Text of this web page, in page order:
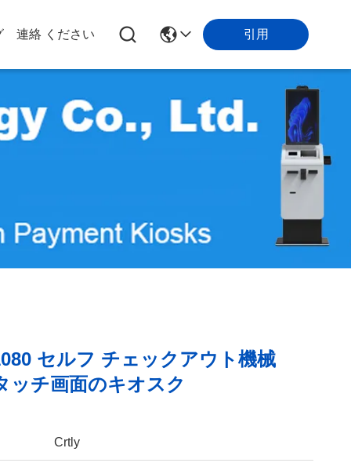
連絡 ください 引用
セルフ チェックアウト機械
ッチ画面のキオスク
Crtly